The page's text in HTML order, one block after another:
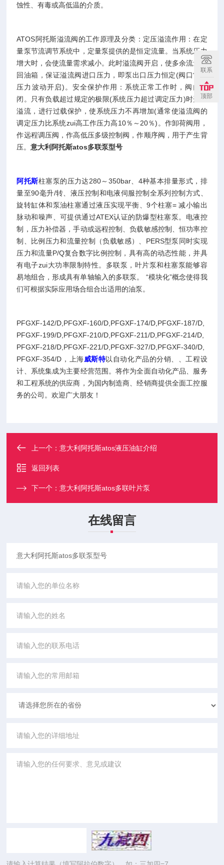
蚀性、有毒或高低温的介质。
ATOS阿托斯溢流阀的工作原理及分类：定压溢流作用：在定
量泵节流调节系统中，定量泵提供的是恒定流量。当系统压力
增大时，会使流量需求减小。此时溢流阀开启，使多余流量溢
回油箱，保证溢流阀进口压力，即泵出口压力恒定(阀口常随
压力波动开启)。安全保护作用：系统正常工作时，阀门关
闭。只有负载超过规定的极限(系统压力超过调定压力)时开启
溢流，进行过载保护，使系统压力不再增加(通常使溢流阀的
调定压力比系统zui高工作压力高10％～20％)。作卸荷阀用，
作远程调压阀，作高低压多级控制阀，作顺序阀，用于产生背
压。意大利阿托斯atos多联泵型号
阿托斯柱塞泵的压力达280～350bar、4种基本排量形式，排
量至90毫升/转、液压控制和电液伺服控制全系列控制方式、
旋转缸体和泵油柱塞通过液压实现平衡、9个柱塞= 减小输出
脉动和噪声、可提供通过ATEX认证的防爆型柱塞泵。电液控
制，压力补偿器，手动或远程控制、负载敏感控制、恒功率控
制、比例压力和流量控制（负载敏感）、PERS型泵同时实现
压力和流量P/Q复合数字比例控制，具有高的动态性能，并具
有电子zui大功率限制特性。多联泵，叶片泵和柱塞泵能够容
易地组合，形成具有单轴输入的多联泵。 “模块化”概念使得我
们可根据实际应用场合组合出适用的油泵。
PFGXF-142/D,PFGXF-160/D,PFGXF-174/D,PFGXF-187/D,
PFGXF-199/D,PFGXF-210/D,PFGXF-211/D,PFGXF-214/D,
PFGXF-218/D,PFGXF-221/D,PFGXF-327/D,PFGXF-340/D,
PFGXF-354/D，上海威斯特以自动化产品的分销、、工程设
计、系统集成为主要经营范围。将作为全面自动化产品、服务
和工程系统的供应商，为国内制造商、经销商提供全面工控服
务的公司。欢迎广大朋友！
上一个：意大利阿托斯atos液压油缸介绍
返回列表
下一个：意大利阿托斯atos多联叶片泵
在线留言
联系
顶部